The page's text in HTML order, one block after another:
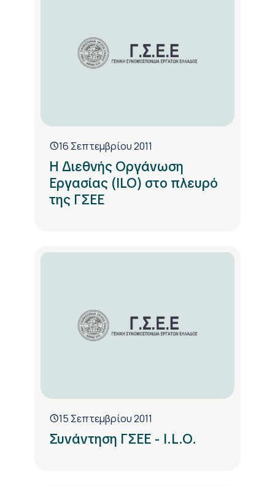
16 Σεπτεμβρίου 2011
Η Διεθνής Οργάνωση
Εργασίας (ILO) στο πλευρό
της ΓΣΕΕ
15 Σεπτεμβρίου 2011
Συνάντηση ΓΣΕΕ - I.L.O.